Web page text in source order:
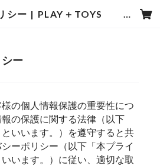
プライバシーポリシー | PLAY＋TOYS のはらむら
ー
の個人情報保護の重要性につ
の保護に関する法律（以下
といいます。）を遵守すると共
ーポリシー（以下「本プライ
います。）に従い、適切な取